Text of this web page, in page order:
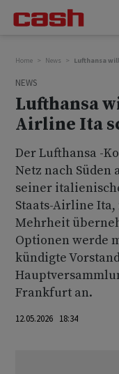
Home News Lufthansa
NEWS
Lufthansa
Airline Ita
Der Lufthansa -
Netz nach Süden
seiner
Staats-Airline
Mehrheit
Optionen werde
kündigte
Frankfurt an.
12.05.2026 18:34